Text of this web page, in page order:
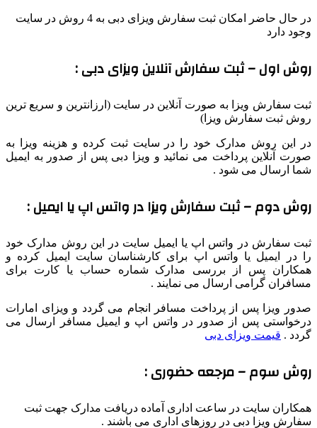
در حال حاضر امکان ثبت سفارش ویزای دبی به 4 روش در سایت
وجود دارد
روش اول – ثبت سفارش آنلاین ویزای دبی :
ثبت سفارش ویزا به صورت آنلاین در سایت (ارزانترین و سریع ترین
روش ثبت سفارش ویزا)
در این روش مدارک خود را در سایت ثبت کرده و هزینه ویزا به
صورت آنلاین پرداخت می نمائید و ویزا دبی پس از صدور به ایمیل
شما ارسال می شود .
روش دوم – ثبت سفارش ویزا در واتس اپ یا ایمیل :
ثبت سفارش در واتس اپ یا ایمیل سایت در این روش مدارک خود
را در ایمیل یا واتس اپ برای کارشناسان سایت ایمیل کرده و
همکاران پس از بررسی مدارک شماره حساب یا کارت برای
مسافران گرامی ارسال می نمایند .
صدور ویزا پس از پرداخت مسافر انجام می گردد و ویزای امارات
درخواستی پس از صدور در واتس اپ و ایمیل مسافر ارسال می
گردد . قیمت ویزای دبی
روش سوم – مرجعه حضوری :
همکاران سایت در ساعت اداری آماده دریافت مدارک جهت ثبت
سفارش ویزا دبی در روزهای اداری می باشند .